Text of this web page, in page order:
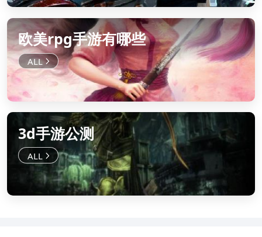
欧美rpg手游有哪些
3d手游公测